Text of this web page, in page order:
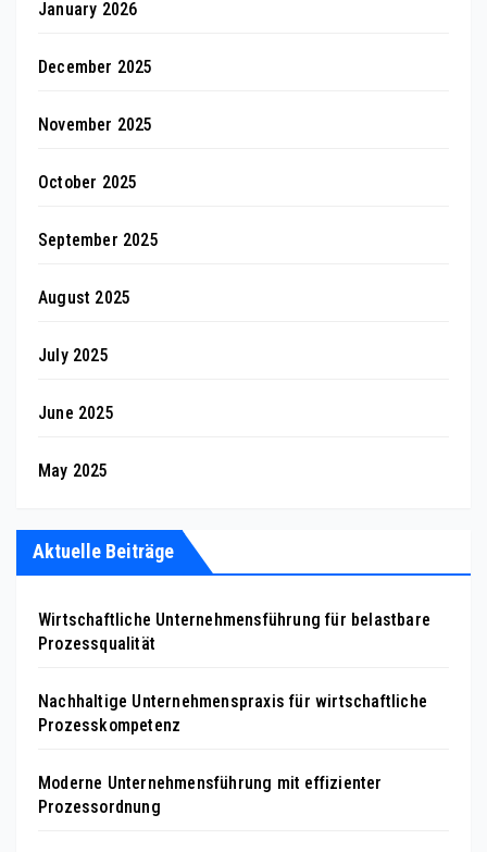
January 2026
December 2025
November 2025
October 2025
September 2025
August 2025
July 2025
June 2025
May 2025
Aktuelle Beiträge
Wirtschaftliche Unternehmensführung für belastbare
Prozessqualität
Nachhaltige Unternehmenspraxis für wirtschaftliche
Prozesskompetenz
Moderne Unternehmensführung mit effizienter
Prozessordnung